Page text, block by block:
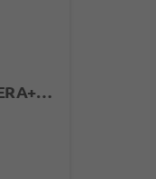
EXTREME 7-SITZER+LED+SHZ+KAMERA+DAB+ALU